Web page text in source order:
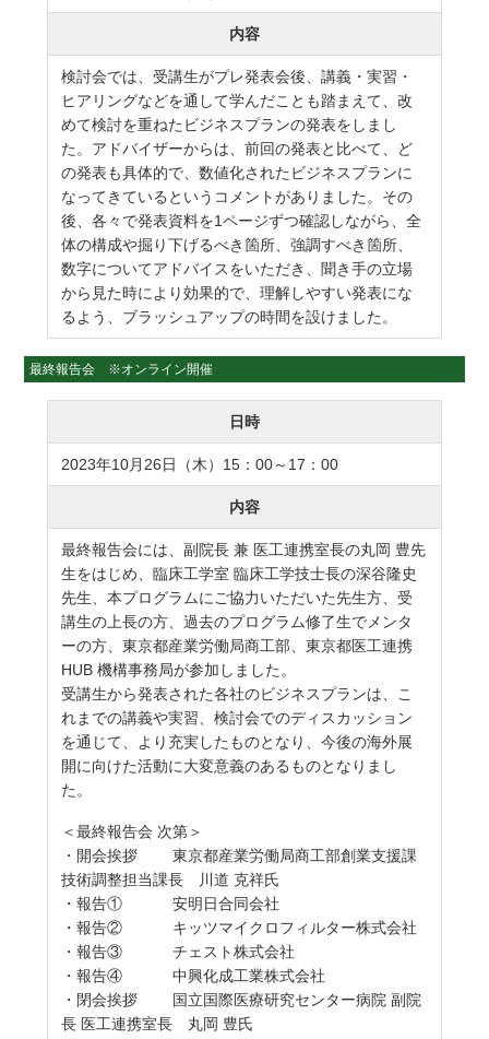
内容
検討会では、受講生がプレ発表会後、講義・実習・
ヒアリングなどを通して学んだことも踏まえて、改
めて検討を重ねたビジネスプランの発表をしまし
た。アドバイザーからは、前回の発表と比べて、ど
の発表も具体的で、数値化されたビジネスプランに
なってきているというコメントがありました。その
後、各々で発表資料を1ページずつ確認しながら、全
体の構成や掘り下げるべき箇所、強調すべき箇所、
数字についてアドバイスをいただき、聞き手の立場
から見た時により効果的で、理解しやすい発表にな
るよう、ブラッシュアップの時間を設けました。
最終報告会 ※オンライン開催
日時
2023年10月26日（木）15：00～17：00
内容
最終報告会には、副院長 兼 医工連携室長の丸岡 豊先
生をはじめ、臨床工学室 臨床工学技士長の深谷隆史
先生、本プログラムにご協力いただいた先生方、受
講生の上長の方、過去のプログラム修了生でメンタ
ーの方、東京都産業労働局商工部、東京都医工連携
HUB 機構事務局が参加しました。
受講生から発表された各社のビジネスプランは、こ
れまでの講義や実習、検討会でのディスカッション
を通じて、より充実したものとなり、今後の海外展
開に向けた活動に大変意義のあるものとなりまし
た。
＜最終報告会 次第＞
・開会挨拶 東京都産業労働局商工部創業支援課
技術調整担当課長 川道 克祥氏
・報告① 安明日合同会社
・報告② キッツマイクロフィルター株式会社
・報告③ チェスト株式会社
・報告④ 中興化成工業株式会社
・閉会挨拶 国立国際医療研究センター病院 副院
長 医工連携室長 丸岡 豊氏